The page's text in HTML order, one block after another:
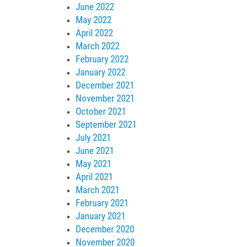
June 2022
May 2022
April 2022
March 2022
February 2022
January 2022
December 2021
November 2021
October 2021
September 2021
July 2021
June 2021
May 2021
April 2021
March 2021
February 2021
January 2021
December 2020
November 2020